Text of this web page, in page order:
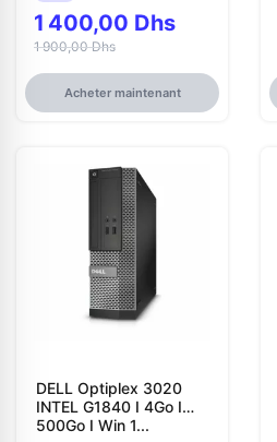
1 400,00 Dhs
1 900,00 Dhs
Acheter maintenant
DELL Optiplex 3020
INTEL G1840 I 4Go I
500Go I Win 1...